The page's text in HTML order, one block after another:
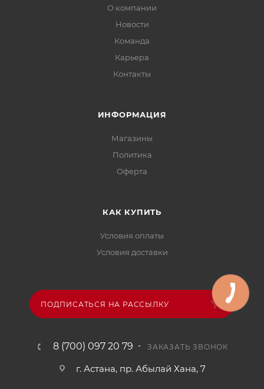
О компании
Новости
Команда
Карьера
Контакты
ИНФОРМАЦИЯ
Магазины
Политика
Офертa
КАК КУПИТЬ
Условия оплаты
Условия доставки
ПОДПИСАТЬСЯ НА РАССЫЛКУ
8 (700) 097 20 79 ЗАКАЗАТЬ ЗВОНОК
г. Астана, пр. Абылай Хана, 7